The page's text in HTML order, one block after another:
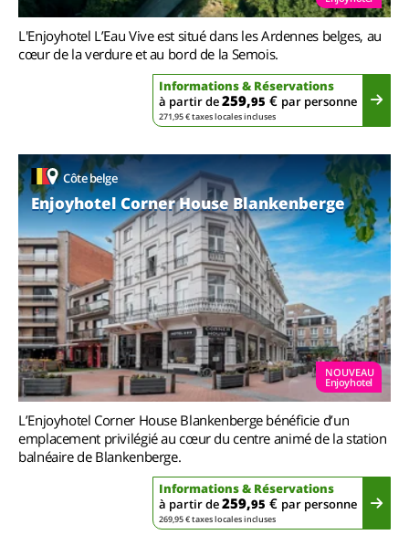
L'Enjoyhotel L’Eau Vive est situé dans les Ardennes belges, au
cœur de la verdure et au bord de la Semois.
Informations & Réservations
à partir de259,95 € par personne
271,95 € taxes locales incluses
Côte belge
Enjoyhotel Corner House Blankenberge
NOUVEAU
Enjoyhotel
L’Enjoyhotel Corner House Blankenberge bénéficie d’un
emplacement privilégié au cœur du centre animé de la station
balnéaire de Blankenberge.
Informations & Réservations
à partir de259,95 € par personne
269,95 € taxes locales incluses